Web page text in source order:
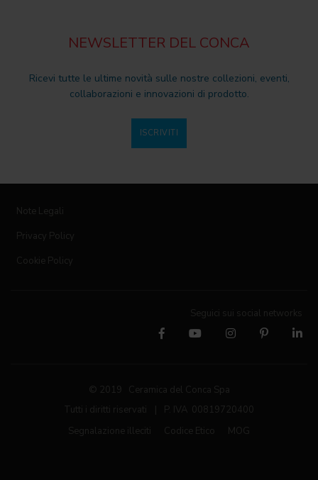
NEWSLETTER DEL CONCA
Ricevi tutte le ultime novità sulle nostre collezioni, eventi,
collaborazioni e innovazioni di prodotto.
ISCRIVITI
Note Legali
Privacy Policy
Cookie Policy
Seguici sui social networks
© 2019 Ceramica del Conca Spa
Tutti i diritti riservati
P. IVA 00819720400
Segnalazione illeciti
Codice Etico MOG